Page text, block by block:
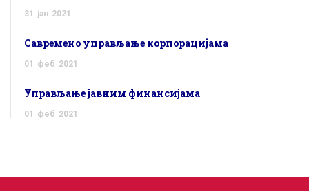
31 јан 2021
Савремено управљање корпорацијама
01 феб 2021
Управљање јавним финансијама
01 феб 2021